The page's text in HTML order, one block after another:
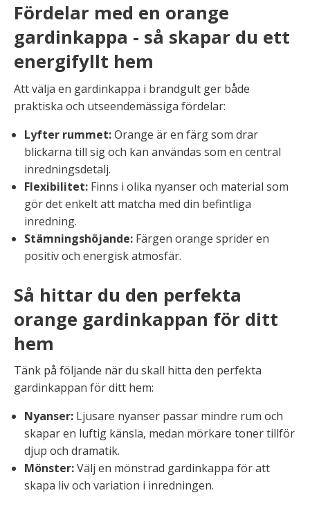
Fördelar med en orange
gardinkappa - så skapar du ett
energifyllt hem
Att välja en gardinkappa i brandgult ger både
praktiska och utseendemässiga fördelar:
Lyfter rummet:Orange är en färg som drar
blickarna till sig och kan användas som en central
inredningsdetalj.
Flexibilitet: Finns i olika nyanser och material som
gör det enkelt att matcha med din befintliga
inredning.
Stämningshöjande: Färgen orange sprider en
positiv och energisk atmosfär.
Så hittar du den perfekta
orange gardinkappan för ditt
hem
Tänk på följande när du skall hitta den perfekta
gardinkappan för ditt hem:
Nyanser: Ljusare nyanser passar mindre rum och
skapar en luftig känsla, medan mörkare toner tillför
djup och dramatik.
Mönster:Välj en mönstrad gardinkappa för att
skapa liv och variation i inredningen.